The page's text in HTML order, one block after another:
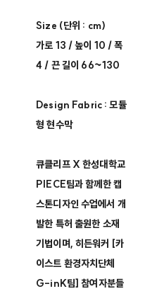
Size (단위 : cm)
가로 13 / 높이 10 / 폭
4 / 끈 길이 66~130
Design Fabric : 모듈
형 현수막
큐클리프 X 한성대학교
PIECE팀과 함께한 캡
스톤디자인 수업에서 개
발한 특허 출원한 소재
기법이며, 히든워커 [카
이스트 환경자치단체
G-inK팀] 참여자분들